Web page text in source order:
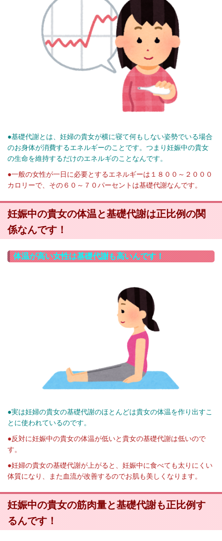
●基礎代謝とは、妊婦の貴女が横に寝て何もしない姿勢でいる場合
のお身体が消費するエネルギーのことです。つまり妊娠中の貴女
の生命を維持するだけのエネルギのことなんです。
●一般の女性が一日に必要とするエネルギーは１８００～２０００
カロリーで、その６０～７０パーセントは基礎代謝なんです。
妊娠中の貴女の体温と基礎代謝は正比例の関
係なんです！
体温が高い女性は基礎代謝も高いんです！
●実は妊婦の貴女の基礎代謝のほとんどは貴女の体温を作り出すこ
とに使われているのです。
●反対に妊娠中の貴女の体温が低いと貴女の基礎代謝は低いので
す。
●妊婦の貴女の基礎代謝が上がると、妊娠中に食べても太りにくい
体質になり、また血流が改善するのでお肌も美しくなります。
妊娠中の貴女の筋肉量と基礎代謝も正比例す
るんです！